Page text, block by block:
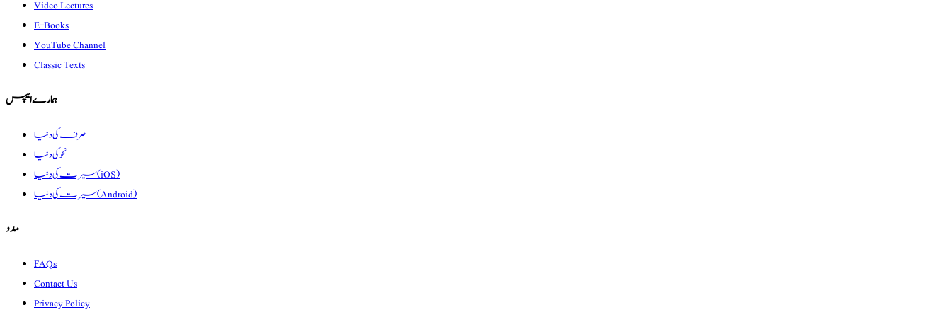
Video Lectures
E-Books
YouTube Channel
Classic Texts
ہمارے ایپس
صرف کی دنیا
نحو کی دنیا
سیرت کی دنیا (iOS)
سیرت کی دنیا (Android)
مدد
FAQs
Contact Us
Privacy Policy